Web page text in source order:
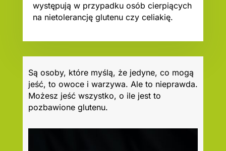
występują w przypadku osób cierpiących
na nietolerancję glutenu czy celiakię.
Są osoby, które myślą, że jedyne, co mogą
jeść, to owoce i warzywa. Ale to nieprawda.
Możesz jeść wszystko, o ile jest to
pozbawione glutenu.